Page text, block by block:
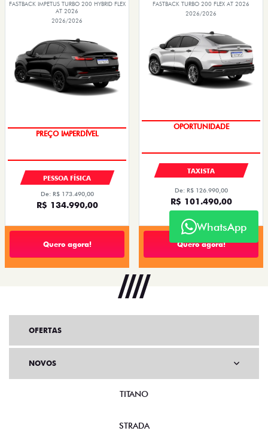
FASTBACK IMPETUS TURBO 200 HYBRID FLEX
AT 2026
2026/2026
PREÇO IMPERDÍVEL
PESSOA FÍSICA
De: R$ 173.490,00
R$ 134.990,00
Quero agora!
FASTBACK TURBO 200 FLEX AT 2026
2026/2026
OPORTUNIDADE
TAXISTA
De: R$ 126.990,00
R$ 101.490,00
Quero agora!
WhatsApp
OFERTAS
NOVOS
TITANO
STRADA